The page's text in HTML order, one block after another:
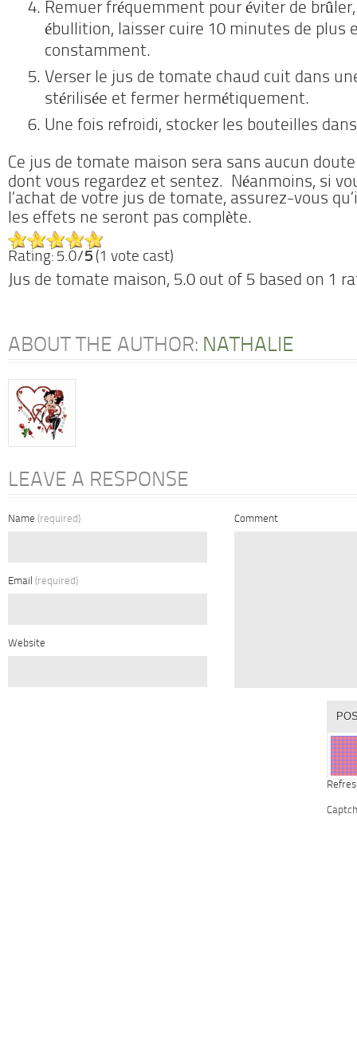
Remuer fréquemment pour éviter de
ébullition, laisser cuire 10 minutes de plus
constamment.
Verser le jus de tomate chaud cuit dans
stérilisée et fermer hermétiquement.
Une fois refroidi, stocker les bouteilles
Ce jus de tomate maison sera sans aucun
dont vous regardez et sentez. Néanmoins, si
l’achat de votre jus de tomate, assurez-vous
les effets ne seront pas complète.
Rating: 5.0/5 (1 vote cast)
Jus de tomate maison, 5.0 out of 5 based on 1
ABOUT THE AUTHOR: NATHALIE
LEAVE A RESPONSE
Name (required)
Email (required)
Website
Comment